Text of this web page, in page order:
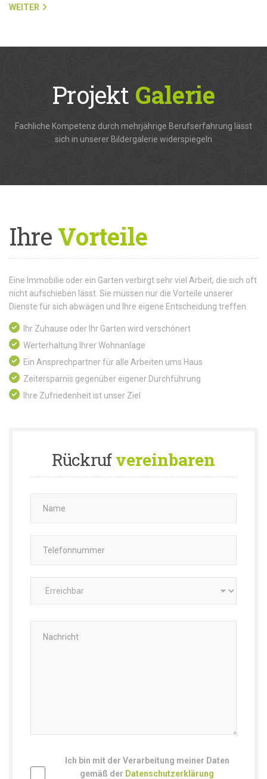
WEITER
Projekt Galerie
Fachliche Kompetenz durch mehrjährige Berufserfahrung lässt
sich in unserer Bildergalerie widerspiegeln
IhreVorteile
Eine Immobilie oder ein Garten verbirgt sehr viel Arbeit, die sich oft
nicht aufschieben lässt. Sie müssen nur die Vorteile unserer
Dienste für sich abwägen und Ihre eigene Entscheidung treffen.
Ihr Zuhause oder Ihr Garten wird verschönert
Werterhaltung Ihrer Wohnanlage
Ein Ansprechpartner für alle Arbeiten ums Haus
Zeitersparnis gegenüber eigener Durchführung
Ihre Zufriedenheit ist unser Ziel
Rückrufvereinbaren
Ich bin mit der Verarbeitung meiner Daten
gemäß der Datenschutzerklärung